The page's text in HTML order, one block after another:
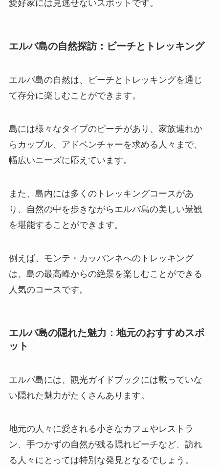
愛好家には見逃せないスポットです。
エルバ島の自然探訪：ビーチとトレッキング
エルバ島の自然は、ビーチとトレッキングを通じ
て存分に楽しむことができます。
島には様々なタイプのビーチがあり、家族連れか
らカップル、アドベンチャーを求める人々まで、
幅広いニーズに応えています。
また、島内には多くのトレッキングコースがあ
り、自然の中を歩きながらエルバ島の美しい景観
を堪能することができます。
例えば、モンテ・カッパンネへのトレッキング
は、島の最高峰からの絶景を楽しむことができる
人気のコースです。
エルバ島の隠れた魅力：地元のおすすめスポ
ット
エルバ島には、観光ガイドブックには載っていな
い隠れた魅力がたくさんあります。
地元の人々に愛される小さなカフェやレストラ
ン、手つかずの自然が残る隠れビーチなど、訪れ
る人々にとっては特別な発見となるでしょう。